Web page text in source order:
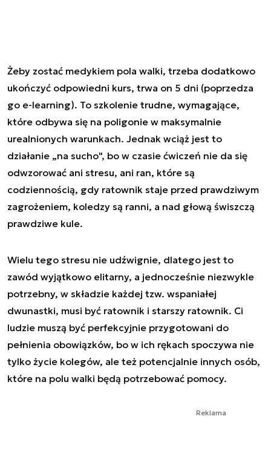
Żeby zostać medykiem pola walki, trzeba dodatkowo
ukończyć odpowiedni kurs, trwa on 5 dni (poprzedza
go e-learning). To szkolenie trudne, wymagające,
które odbywa się na poligonie w maksymalnie
urealnionych warunkach. Jednak wciąż jest to
działanie „na sucho", bo w czasie ćwiczeń nie da się
odwzorować ani stresu, ani ran, które są
codziennością, gdy ratownik staje przed prawdziwym
zagrożeniem, koledzy są ranni, a nad głową świszczą
prawdziwe kule.
Wielu tego stresu nie udźwignie, dlatego jest to
zawód wyjątkowo elitarny, a jednocześnie niezwykle
potrzebny, w składzie każdej tzw. wspaniałej
dwunastki, musi być ratownik i starszy ratownik. Ci
ludzie muszą być perfekcyjnie przygotowani do
pełnienia obowiązków, bo w ich rękach spoczywa nie
tylko życie kolegów, ale też potencjalnie innych osób,
które na polu walki będą potrzebować pomocy.
Reklama